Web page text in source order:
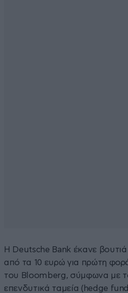
Η Deutsche Bank έκανε
από τα 10 ευρώ για πρώτη
του Bloomberg, σύμφωνα με
επενδυτικά ταμεία (hedge